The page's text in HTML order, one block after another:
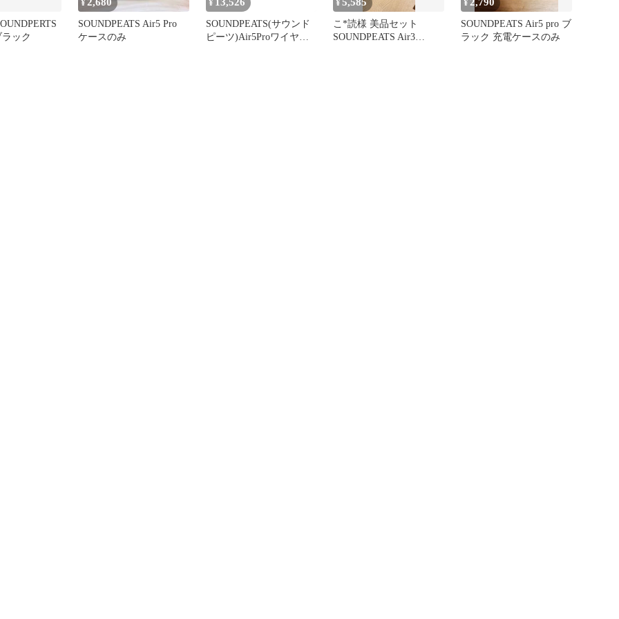
ック
¥2,680
SOUNDPEATS Air5 Pro
ケースのみ
¥ 13,526
SOUNDPEATS(サウンド
ピーツ)Air5Proワイヤレ
¥5,585
こ*読様 美品セット
SOUNDPEATS Air3
¥2,790
SOUNDPEATS Air5 pro ブ
ラック 充電ケースのみ